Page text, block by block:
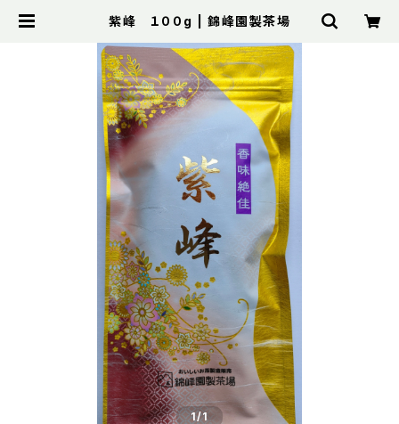
紫峰 １００g | 錦峰園製茶場
1/1